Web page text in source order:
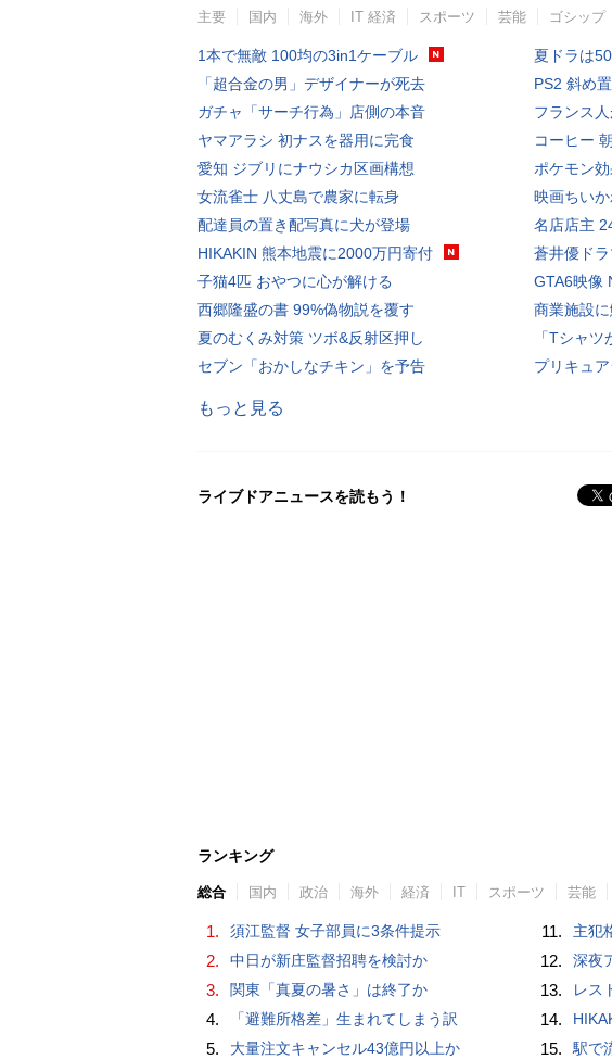
主要 国内 海外 IT 経済 スポーツ 芸能 ゴシップ
1本で無敵 100均の3in1ケーブル
「超合金の男」デザイナーが死去
ガチャ「サーチ行為」店側の本音
ヤマアラシ 初ナスを器用に完食
愛知 ジブリにナウシカ区画構想
女流雀士 八丈島で農家に転身
配達員の置き配写真に犬が登場
HIKAKIN 熊本地震に2000万円寄付
子猫4匹 おやつに心が解ける
西郷隆盛の書 99%偽物説を覆す
夏のむくみ対策 ツボ&反射区押し
セブン「おかしなチキン」を予告
夏ドラは
PS2 斜め
フランス
コーヒー
ポケモン
映画ちい
名店店主
蒼井優ド
GTA6映像
商業施設
「Tシャ
プリキュ
もっと見る
ライブドアニュースを読もう！
ランキング
総合 国内 政治 海外 経済 IT スポーツ 芸能
1. 須江監督 女子部員に3条件提示
2. 中日が新庄監督招聘を検討か
3. 関東「真夏の暑さ」は終了か
4. 「避難所格差」生まれてしまう訳
5. 大量注文キャンセル43億円以上か
11. 主犯
12. 深夜
13. レス
14.
15. 駅で